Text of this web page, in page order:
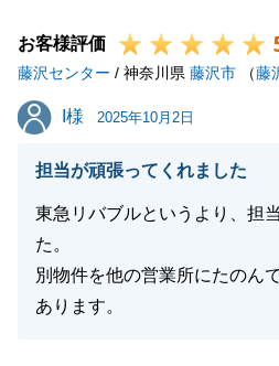
お客様評価
藤沢センター / 神奈川県 藤沢市 （藤
I様
I様 2025年10月2日
担当が頑張ってくれました
東急リバブルというより、担
た。
別物件を他の営業所にたのん
あります。